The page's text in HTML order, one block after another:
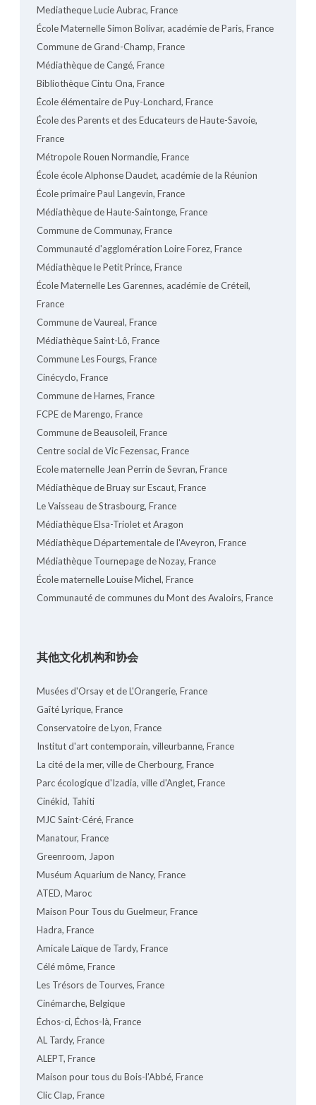
Mediatheque Lucie Aubrac, France
École Maternelle Simon Bolivar, académie de Paris, France
Commune de Grand-Champ, France
Médiathèque de Cangé, France
Bibliothèque Cintu Ona, France
École élémentaire de Puy-Lonchard, France
École des Parents et des Educateurs de Haute-Savoie,
France
Métropole Rouen Normandie, France
École école Alphonse Daudet, académie de la Réunion
École primaire Paul Langevin, France
Médiathèque de Haute-Saintonge, France
Commune de Communay, France
Communauté d'agglomération Loire Forez, France
Médiathèque le Petit Prince, France
École Maternelle Les Garennes, académie de Créteil,
France
Commune de Vaureal, France
Médiathèque Saint-Lô, France
Commune Les Fourgs, France
Cinécyclo, France
Commune de Harnes, France
FCPE de Marengo, France
Commune de Beausoleil, France
Centre social de Vic Fezensac, France
Ecole maternelle Jean Perrin de Sevran, France
Médiathèque de Bruay sur Escaut, France
Le Vaisseau de Strasbourg, France
Médiathèque Elsa-Triolet et Aragon
Médiathèque Départementale de l'Aveyron, France
Médiathèque Tournepage de Nozay, France
École maternelle Louise Michel, France
Communauté de communes du Mont des Avaloirs, France
其他文化机构和协会
Musées d'Orsay et de L'Orangerie, France
Gaîté Lyrique, France
Conservatoire de Lyon, France
Institut d'art contemporain, villeurbanne, France
La cité de la mer, ville de Cherbourg, France
Parc écologique d'Izadia, ville d'Anglet, France
Cinékid, Tahiti
MJC Saint-Céré, France
Manatour, France
Greenroom, Japon
Muséum Aquarium de Nancy, France
ATED, Maroc
Maison Pour Tous du Guelmeur, France
Hadra, France
Amicale Laïque de Tardy, France
Célé môme, France
Les Trésors de Tourves, France
Cinémarche, Belgique
Échos-ci, Échos-là, France
AL Tardy, France
ALEPT, France
Maison pour tous du Bois-l'Abbé, France
Clic Clap, France